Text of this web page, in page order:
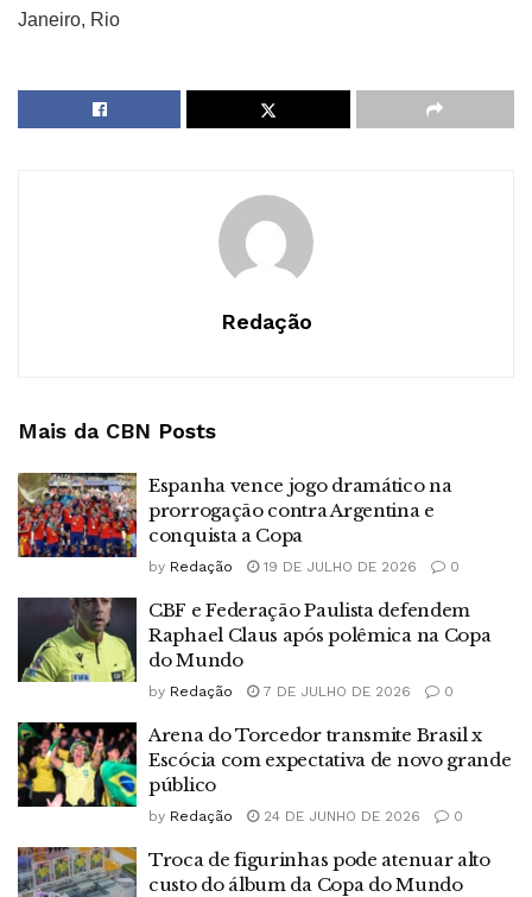
Janeiro, Rio
Redação
Mais da CBN Posts
Espanha vence jogo dramático na
prorrogação contra Argentina e
conquista a Copa
by Redação 19 DE JULHO DE 2026 0
CBF e Federação Paulista defendem
Raphael Claus após polêmica na Copa
do Mundo
by Redação 7 DE JULHO DE 2026 0
Arena do Torcedor transmite Brasil x
Escócia com expectativa de novo grande
público
by Redação 24 DE JUNHO DE 2026 0
Troca de figurinhas pode atenuar alto
custo do álbum da Copa do Mundo